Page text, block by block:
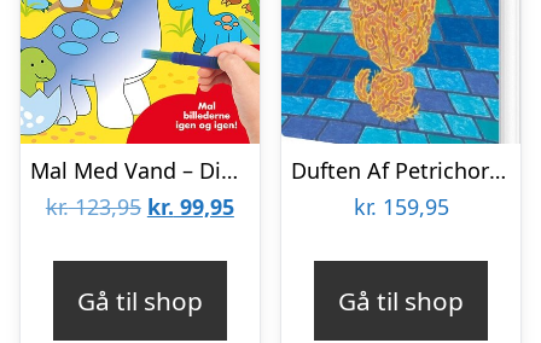
Mal Med Vand – Dinosaurer – Bog
kr.123,95 Den
kr. 99,95Den
Gå til shop
Duften Af Petrichor – Dino Copelj – Bog
kr. 159,95
Gå til shop